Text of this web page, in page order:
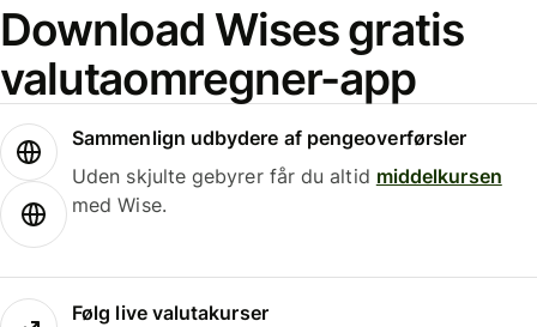
Download Wises gratis
valutaomregner-app
Sammenlign udbydere af pengeoverførsler
Uden skjulte gebyrer får du altid middelkursen
med Wise.
Følg live valutakurser